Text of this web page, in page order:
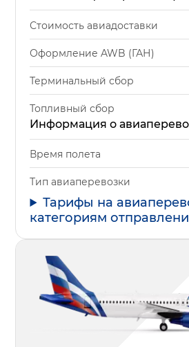
Стоимость авиадоставки
Оформление AWB (ГАН)
Терминальный сбор
Топливный сбор
Информация о
Время полета
Тип авиаперевозки
Тарифы на
категориям